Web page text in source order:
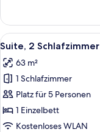
1
Schlafzimmer,
Balkon,
Alle
Fotos
für
Suite,
2 Schlafzimmer
anzeigen
9
Suite, 2 Schlafzimmer
63 m²
1 Schlafzimmer
Platz für 5 Personen
1 Einzelbett
Kostenloses WLAN